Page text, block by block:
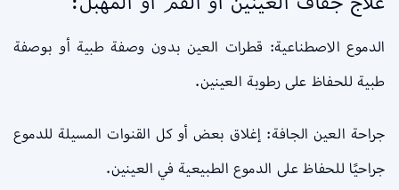
الدموع الاصطناعية: قطرات العين بدون وصفة طبية أو بوصفة
طبية للحفاظ على رطوبة العينين.
جراحة العين الجافة: إغلاق بعض أو كل القنوات المسيلة للدموع
جراحيًا للحفاظ على الدموع الطبيعية في العينين.